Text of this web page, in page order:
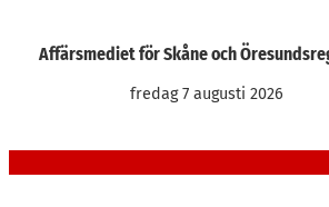
Affärsmediet för Skåne och
fredag 7 augusti 2026